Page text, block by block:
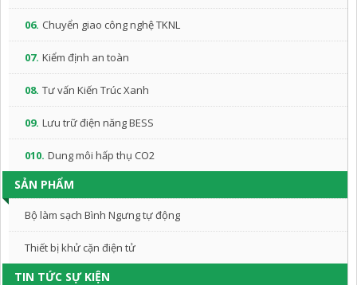
06. Chuyển giao công nghệ TKNL
07. Kiểm định an toàn
08. Tư vấn Kiến Trúc Xanh
09. Lưu trữ điện năng BESS
010. Dung môi hấp thụ CO2
SẢN PHẨM
Bộ làm sạch Bình Ngưng tự động
Thiết bị khử cặn điện tử
TIN TỨC SỰ KIỆN